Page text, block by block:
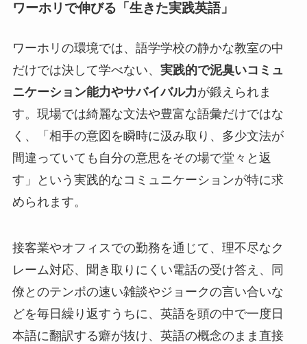
ワーホリで伸びる「生きた実践英語」
ワーホリの環境では、語学学校の静かな教室の中
だけでは決して学べない、 実践的で泥臭いコミュ
ニケーション能力やサバイバル力が鍛えられま
す。現場では綺麗な文法や豊富な語彙だけではな
く、「相手の意図を瞬時に汲み取り、多少文法が
間違っていても自分の意思をその場で堂々と返
す」という実践的なコミュニケーションが特に求
められます。
接客業やオフィスでの勤務を通じて、理不尽なク
レーム対応、聞き取りにくい電話の受け答え、同
僚とのテンポの速い雑談やジョークの言い合いな
どを毎日繰り返すうちに、英語を頭の中で一度日
本語に翻訳する癖が抜け、英語の概念のまま直接